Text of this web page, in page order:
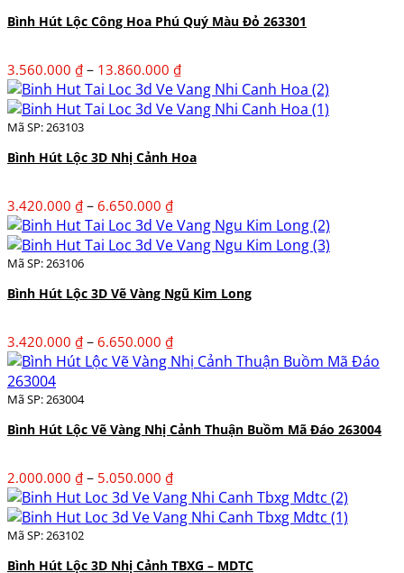
Bình Hút Lộc Công Hoa Phú Quý Màu Đỏ 263301
3.560.000 ₫ – 13.860.000 ₫Khoảng
giá:
từ
13.860.000 ₫
Mã SP: 263103
Bình Hút Lộc 3D Nhị Cảnh Hoa
3.420.000 ₫ – 6.650.000 ₫Khoảng
giá:
từ
đến
6.650.000 ₫
Mã SP: 263106
Bình Hút Lộc 3D Vẽ Vàng Ngũ Kim Long
3.420.000 ₫ – 6.650.000 ₫Khoảng
giá:
đến
6.650.000 ₫
Mã SP: 263004
Bình Hút Lộc Vẽ Vàng Nhị Cảnh Thuận Buồm Mã Đáo 263004
2.000.000 ₫ – 5.050.000 ₫Khoảng
giá:
từ
Mã SP: 263102
Bình Hút Lộc 3D Nhị Cảnh TBXG – MDTC